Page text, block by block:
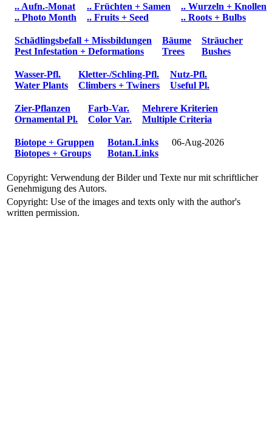
.. Aufn.-Monat
.. Photo Month
.. Früchten + Samen
.. Fruits + Seed
.. Wurzeln + Knollen
.. Roots + Bulbs
Schädlingsbefall + Missbildungen
Pest Infestation + Deformations
Bäume
Trees
Sträucher
Bushes
Wasser-Pfl.
Water Plants
Kletter-/Schling-Pfl.
Climbers + Twiners
Nutz-Pfl.
Useful Pl.
Zier-Pflanzen
Ornamental Pl.
Farb-Var.
Color Var.
Mehrere Kriterien
Multiple Criteria
Biotope + Gruppen
Biotopes + Groups
Botan.Links
Botan.Links
06-Aug-2026
Copyright: Verwendung der Bilder und Texte nur mit schriftlicher
Genehmigung des Autors.
Copyright: Use of the images and texts only with the author's
written permission.